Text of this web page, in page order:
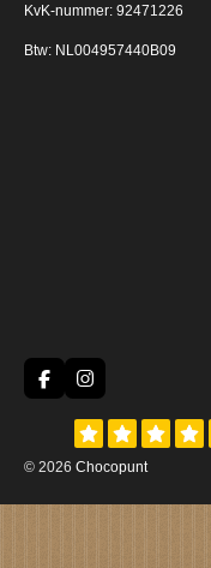
KvK-nummer: 92471226
Btw: NL004957440B09
F
a
o
k
I
n
s
t
g
a
© 2026 Chocopunt